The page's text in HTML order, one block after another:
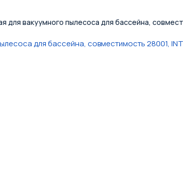
для вакуумного пылесоса для бассейна,